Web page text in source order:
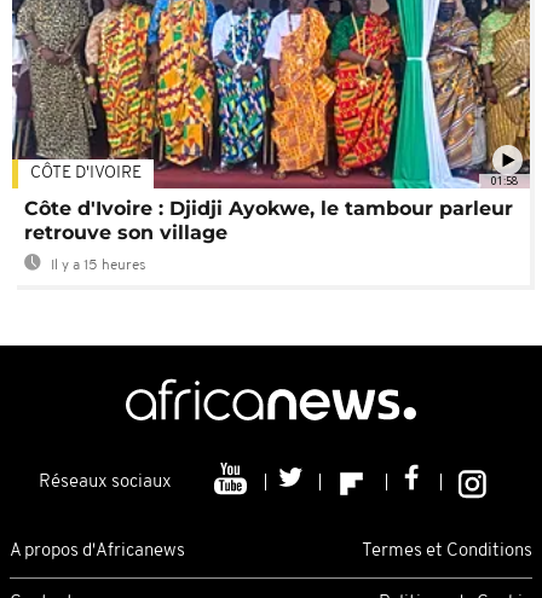
01:58
CÔTE D'IVOIRE
Côte d'Ivoire : Djidji Ayokwe, le tambour parleur
retrouve son village
Il y a 15 heures
Réseaux sociaux
A propos d'Africanews Termes et Conditions